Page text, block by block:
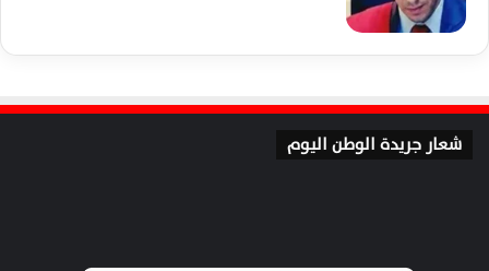
شعار جريدة الوطن اليوم